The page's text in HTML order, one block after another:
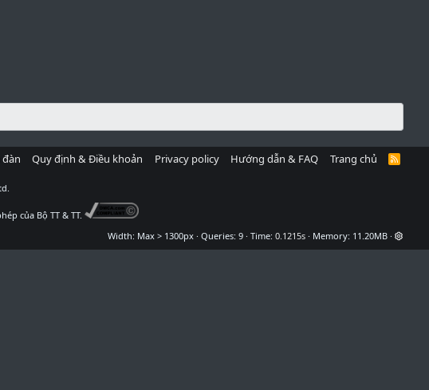
đàn Quy định & Điều khoản Privacy policy Hướng dẫn & FAQ Trang chủ
R
S
của Bộ TT & TT.
Width
Queries 9 Time 0.1215s Memory 11.20MB